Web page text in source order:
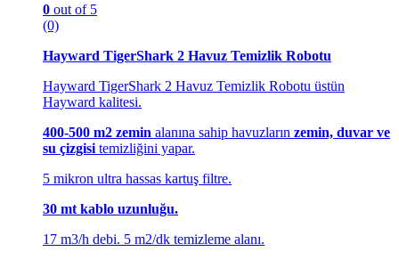
0 out of 5
(0)
Hayward TigerShark 2 Havuz Temizlik Robotu
Hayward TigerShark 2 Havuz Temizlik Robotu üstün
Hayward kalitesi.
400-500 m2 zemin alanına sahip havuzların zemin, duvar ve
su çizgisi temizliğini yapar.
5 mikron ultra hassas kartuş filtre.
30 mt kablo uzunluğu.
17 m3/h debi. 5 m2/dk temizleme alanı.